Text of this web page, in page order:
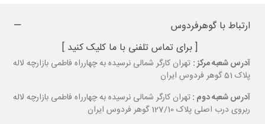
ارتباط با گوهرفردوس
[ برای تماس تلفنی با ما کلیک کنید ]
آدرس شعبه مرکز : تهران کارگر شمالی نرسیده به چهارراه فاطمی بازارچه لاله
پلاک 51 گوهر فردوس ایران
آدرس شعبه دوم :تهران کارگر شمالی نرسیده به چهارراه فاطمی بازارچه لاله
ربروی درب اصلی پلاک 127/10 گوهر فردوس ایران